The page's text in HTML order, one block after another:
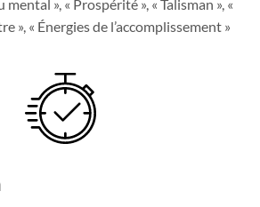
mental », « Prospérité », « Talisman », «
», « Énergies de l’accomplissement »